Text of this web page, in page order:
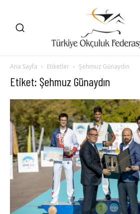
Ana Sayfa Etiketler Şehmuz Günaydın
Etiket: Şehmuz Günaydın